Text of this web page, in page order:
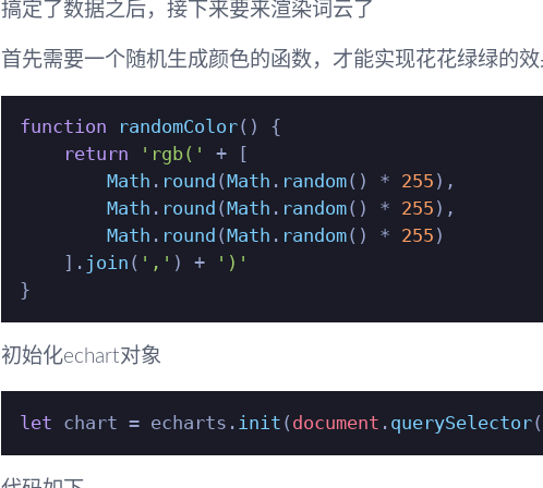
搞定了数据之后，接下来要来渲染词云了
首先需要一个随机生成颜色的函数，才能实现花花绿绿的
function randomColor( ) {
return
'rgb('
+ [
Math . round (Math . random() * 255 ),
Math . round (Math . random() * 255 ),
Math . round (Math . random() * 255 )
    ].
join ( ',' ) +
')'
初始化echart对象
let chart = echarts. init ( document . querySelector(